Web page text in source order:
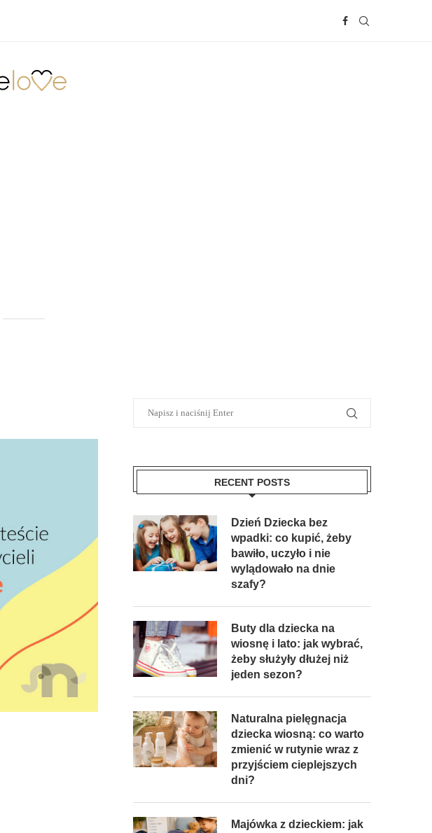
RECENT POSTS
Dzień Dziecka bez
wpadki: co kupić, żeby
bawiło, uczyło i nie
wylądowało na dnie
szafy?
Buty dla dziecka na
wiosnę i lato: jak wybrać,
żeby służyły dłużej niż
jeden sezon?
Naturalna pielęgnacja
dziecka wiosną: co warto
zmienić w rutynie wraz z
przyjściem cieplejszych
dni?
Majówka z dzieckiem: jak